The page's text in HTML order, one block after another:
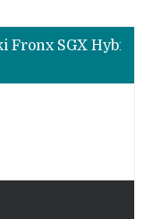
Beli Mobil Jangan Cuma Lihat Cicilan, TAF dan OJK Tekankan Pentingnya Literasi Keuangan
Beli Mobil Jangan Cuma Lihat Cicilan, TAF dan OJK Tekankan Pentingnya Literasi Keuangan